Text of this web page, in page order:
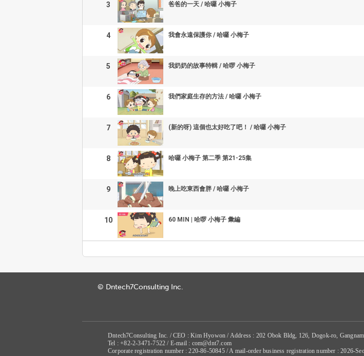
3 爸爸的一天 / 哈囉 小梅子
4 我會永遠保護你 / 哈囉 小梅子
5 我奶奶的故事特輯 / 哈啰 小梅子
6 我們家庭生存的方法 / 哈囉 小梅子
7 (新的呀) 這個也太好吃了吧！ / 哈囉 小梅子
8 哈囉 小梅子 第二季 第21-25集
9 晚上吃東西會胖 / 哈囉 小梅子
10 60 MIN | 哈啰 小梅子 彙編
© Dntech7Consulting Inc.
Dntech7Consulting Inc. / CEO : Kim Hyowon / Address : 202 Obok Bldg, 126, Dogok-ro,
Tel : +82-2-3471-7522 / E-mail : com@dnt7.com
Corporate registration number : 220-86-50845 / A mail-order business registration number : 2026-